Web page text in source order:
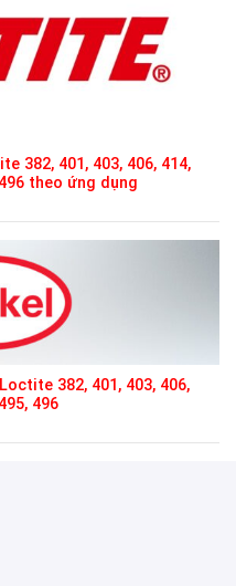
382, 401, 403, 406, 414,
theo ứng dụng
382, 401, 403, 406,
496